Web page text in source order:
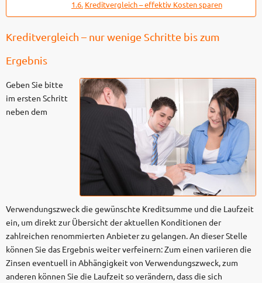
Kreditvergleich – effektiv Kosten sparen
Kreditvergleich – nur wenige Schritte bis zum
Ergebnis
Geben Sie bitte
im ersten Schritt
neben dem
Verwendungszweck die gewünschte Kreditsumme und die Laufzeit
ein, um direkt zur Übersicht der aktuellen Konditionen der
zahlreichen renommierten Anbieter zu gelangen. An dieser Stelle
können Sie das Ergebnis weiter verfeinern: Zum einen variieren die
Zinsen eventuell in Abhängigkeit von Verwendungszweck, zum
anderen können Sie die Laufzeit so verändern, dass die sich